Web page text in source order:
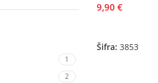
1
2
9,90 €
Šifra: 3853